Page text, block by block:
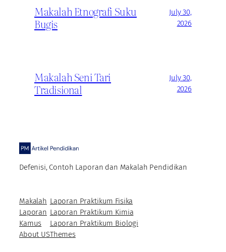
Makalah Etnografi Suku
Bugis
July 30,
2026
Makalah Seni Tari
Tradisional
July 30,
2026
Defenisi, Contoh Laporan dan Makalah Pendidikan
Makalah
Laporan
Kamus
About US
Laporan Praktikum Fisika
Laporan Praktikum Kimia
Laporan Praktikum Biologi
Themes